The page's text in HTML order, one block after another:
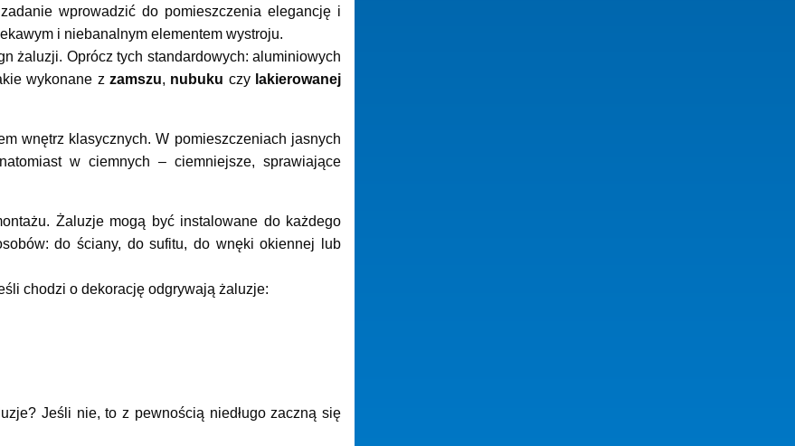
wprowadzić do pomieszczenia elegancję i
i niebanalnym elementem wystroju.
żaluzji. Oprócz tych standardowych: aluminiowych
wykonane z zamszu, nubuku czy lakierowanej
wnętrz klasycznych. W pomieszczeniach jasnych
w ciemnych – ciemniejsze, sprawiające
Żaluzje mogą być instalowane do każdego
do ściany, do sufitu, do wnęki okiennej lub
chodzi o dekorację odgrywają żaluzje:
Jeśli nie, to z pewnością niedługo zaczną się